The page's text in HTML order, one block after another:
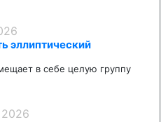
эллиптический
в себе целую группу